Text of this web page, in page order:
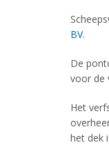
BV
De
voor de
Het
het dek